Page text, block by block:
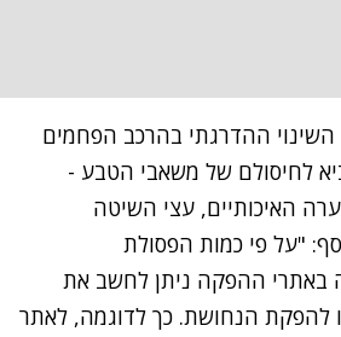
השינוי ההדרגתי בהרכב הפחמים
לחיסולם של משאבי הטבע -
האיכותיים, עצי השיטה
"על פי כמות הפסולת
באתרי ההפקה ניתן לחשב את
להפקת הנחושת. כך לדוגמה, לאתר